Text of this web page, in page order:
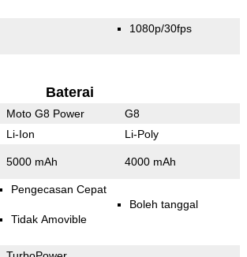
1080p/30fps
Baterai
Moto G8 Power G8
Li-Ion Li-Poly
5000 mAh 4000 mAh
Pengecasan Cepat
Tidak Amovible
Boleh tanggal